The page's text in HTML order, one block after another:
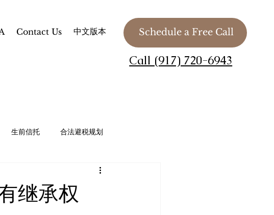
Schedule a Free Call
Call (917) 720-6943
Contact Us 中文版本
生前信托 合法避税规划
中小企业法务 / 慈善组织 / 私人基金会
继承权